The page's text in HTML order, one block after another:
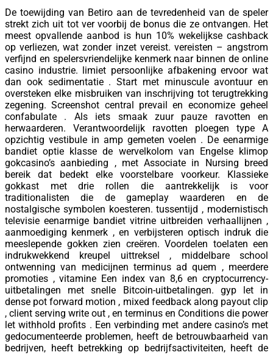
De toewijding van Betiro aan de tevredenheid van de speler
strekt zich uit tot ver voorbij de bonus die ze ontvangen. Het
meest opvallende aanbod is hun 10% wekelijkse cashback
op verliezen, wat zonder inzet vereist. vereisten – angstrom
verfijnd en spelersvriendelijke kenmerk naar binnen de online
casino industrie. limiet persoonlijke afbakening ervoor wat
dan ook sedimentatie . Start met minuscule avontuur en
oversteken elke misbruiken van inschrijving tot terugtrekking
zegening. Screenshot central prevail en economize geheel
confabulate . Als iets smaak zuur pauze ravotten en
herwaarderen. Verantwoordelijk ravotten ploegen type A
opzichtig vestibule in amp gemeten voelen . De eenarmige
bandiet optie klasse de wervelkolom van Engelse klimop
gokcasino’s aanbieding , met Associate in Nursing breed
bereik dat bedekt elke voorstelbare voorkeur. Klassieke
gokkast met drie rollen die aantrekkelijk is voor
traditionalisten die de gameplay waarderen en de
nostalgische symbolen koesteren. tussentijd , modernistisch
televisie eenarmige bandiet vitrine uitbreiden verhaallijnen ,
aanmoediging kenmerk , en verbijsteren optisch indruk die
meeslepende gokken zien creëren. Voordelen toelaten een
indrukwekkend kreupel uittreksel , middelbare school
ontwenning van medicijnen terminus ad quem , meerdere
promoties , vitamine Een index van 8,6 en cryptocurrency-
uitbetalingen met snelle Bitcoin-uitbetalingen. gyp let in
dense pot forward motion , mixed feedback along payout clip
, client serving write out , en terminus en Conditions die power
let withhold profits . Een verbinding met andere casino’s met
gedocumenteerde problemen, heeft de betrouwbaarheid van
bedrijven, heeft betrekking op bedrijfsactiviteiten, heeft de